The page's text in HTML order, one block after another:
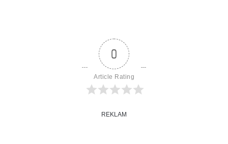
0
Article Rating
REKLAM